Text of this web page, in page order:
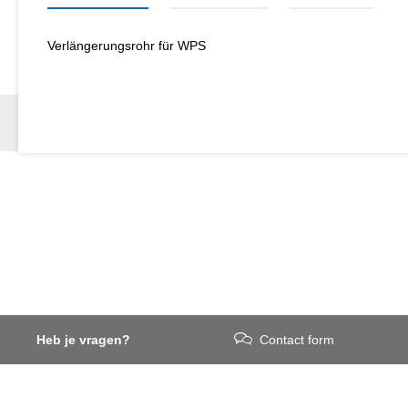
Verlängerungsrohr für WPS
Heb je vragen? Contact form